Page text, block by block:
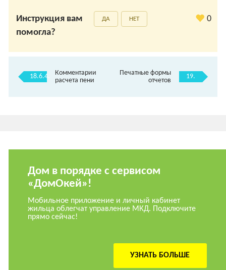
Инструкция вам
помогла?
ДА НЕТ 0
18.6.4.
Комментарии
расчета пени
Печатные формы
отчетов
19.
Дом в порядке с сервисом
«ДомОкей»!
Мобильное приложение и личный кабинет
жильца облегчат управление МКД. Подключите
прямо сейчас!
УЗНАТЬ БОЛЬШЕ